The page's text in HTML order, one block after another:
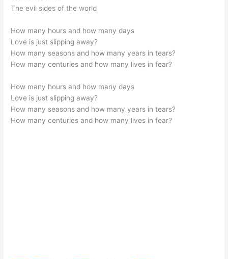
The evil sides of the world
How many hours and how many days
Love is just slipping away?
How many seasons and how many years in tears?
How many centuries and how many lives in fear?
How many hours and how many days
Love is just slipping away?
How many seasons and how many years in tears?
How many centuries and how many lives in fear?